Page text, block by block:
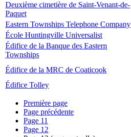
Deuxième cimetière de Saint-Venant-de-
Paquet
Eastern Townships Telephone Company
École Huntingville Universalist
Édifice de la Banque des Eastern
Townships
Édifice de la MRC de Coaticook
Édifice Tolley
Première page
Page précédente
Page 11
Page 12